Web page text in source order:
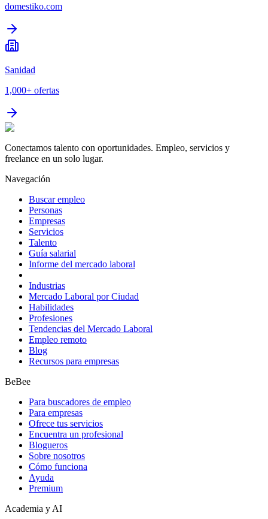
domestiko.com
Sanidad
1,000+ ofertas
Conectamos talento con oportunidades. Empleo, servicios y
freelance en un solo lugar.
Navegación
Buscar empleo
Personas
Empresas
Servicios
Talento
Guía salarial
Informe del mercado laboral
Industrias
Mercado Laboral por Ciudad
Habilidades
Profesiones
Tendencias del Mercado Laboral
Empleo remoto
Blog
Recursos para empresas
BeBee
Para buscadores de empleo
Para empresas
Ofrece tus servicios
Encuentra un profesional
Blogueros
Sobre nosotros
Cómo funciona
Ayuda
Premium
Academia y AI